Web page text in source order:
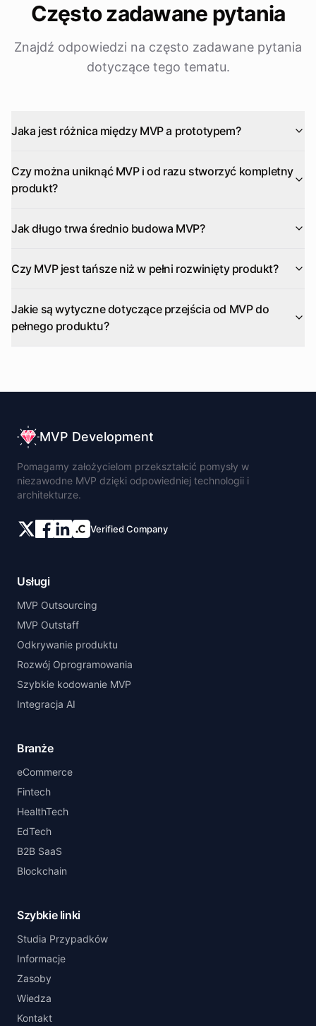
Często zadawane pytania
Znajdź odpowiedzi na często zadawane pytania
dotyczące tego tematu.
Jaka jest różnica między MVP a prototypem?
Czy można uniknąć MVP i od razu stworzyć kompletny
produkt?
Jak długo trwa średnio budowa MVP?
Czy MVP jest tańsze niż w pełni rozwinięty produkt?
Jakie są wytyczne dotyczące przejścia od MVP do
pełnego produktu?
MVP Development
Pomagamy założycielom przekształcić pomysły w
niezawodne MVP dzięki odpowiedniej technologii i
architekturze.
Verified Company
Usługi
MVP Outsourcing
MVP Outstaff
Odkrywanie produktu
Rozwój Oprogramowania
Szybkie kodowanie MVP
Integracja AI
Branże
eCommerce
Fintech
HealthTech
EdTech
B2B SaaS
Blockchain
Szybkie linki
Studia Przypadków
Informacje
Zasoby
Wiedza
Kontakt